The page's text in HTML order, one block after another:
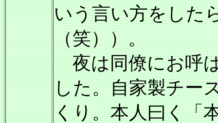
いう言い方をした
（笑））。
夜は同僚にお呼
した。自家製チー
くり。本人曰く「